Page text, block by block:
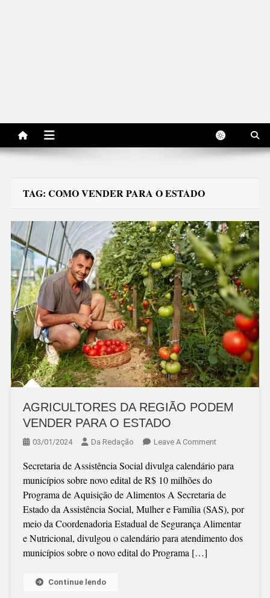
TAG: COMO VENDER PARA O ESTADO
AGRICULTORES DA REGIÃO PODEM
VENDER PARA O ESTADO
03/01/2024 Da Redação Leave A CommentOn
DA
PODEM
VENDER
PARA
O
Secretaria de Assistência Social divulga calendário para
municípios sobre novo edital de R$ 10 milhões do
Programa de Aquisição de Alimentos A Secretaria de
Estado da Assistência Social, Mulher e Família (SAS), por
meio da Coordenadoria Estadual de Segurança Alimentar
e Nutricional, divulgou o calendário para atendimento dos
municípios sobre o novo edital do Programa […]
Continue lendo